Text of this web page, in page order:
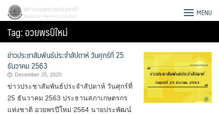
Skip
content
สภาเกษตรกรแห่งชาติ MENU
Tag:อวยพรปีใหม่
ข่าวประชาสัมพันธ์ประจำสัปดาห์ วันศุกร์ที่ 25
ธันวาคม 2563
December 25, 2020
ข่าวประชาสัมพันธ์ประจำสัปดาห์ วันศุกร์ที่
25 ธันวาคม 2563 ประธานสภาเกษตรกร
แห่งชาติ อวยพรปีใหม่ 2564 นายประพัฒน์